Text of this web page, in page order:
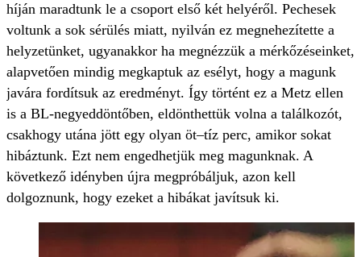
híján maradtunk le a csoport első két helyéről. Pechesek
voltunk a sok sérülés miatt, nyilván ez megnehezítette a
helyzetünket, ugyanakkor ha megnézzük a mérkőzéseinket,
alapvetően mindig megkaptuk az esélyt, hogy a magunk
javára fordítsuk az eredményt. Így történt ez a Metz ellen
is a BL-negyeddöntőben, eldönthettük volna a találkozót,
csakhogy utána jött egy olyan öt–tíz perc, amikor sokat
hibáztunk. Ezt nem engedhetjük meg magunknak. A
következő idényben újra megpróbáljuk, azon kell
dolgoznunk, hogy ezeket a hibákat javítsuk ki.